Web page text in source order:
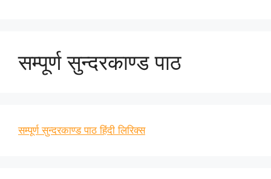
सम्पूर्ण सुन्दरकाण्ड पाठ
सम्पूर्ण सुन्दरकाण्ड पाठ हिंदी लिरिक्स